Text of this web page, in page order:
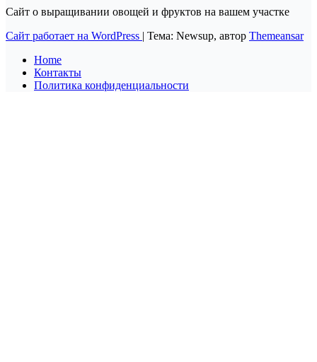
Сайт о выращивании овощей и фруктов на вашем участке
Сайт работает на WordPress | Тема: Newsup, автор Themeansar
Home
Контакты
Политика конфиденциальности